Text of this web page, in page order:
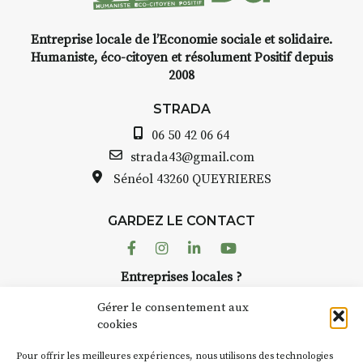
Gérer le consentement aux
cookies
Pour offrir les meilleures expériences, nous utilisons des technologies
INTERVIEW
avez ouvert une galerie à
Auzon…
Bernard TURLE Le Fumoir n’est
pas une galerie permanente.
AuzonToujours organise
dans le village. Des artistes et
caves, les granges d’Auzon. Le
Fumoir est l’un de ces espaces
d’autres activités culturelles de
Entreprise locale de l’Economie sociale et solidaire.
Humaniste, éco-citoyen et résolument Positif depuis
2008
STRADA
06 50 42 06 64
strada43@gmail.com
Sénéol 43260 QUEYRIERES
GARDEZ LE CONTACT
FacebookInstagram
LinkedinYoutube
Entreprises locales ?